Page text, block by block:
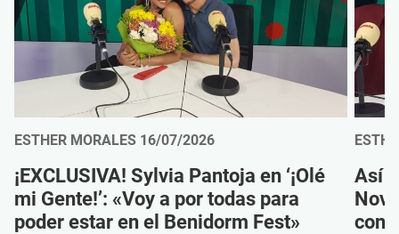
ESTHER MORALES 16/07/2026
¡EXCLUSIVA! Sylvia Pantoja en ‘¡Olé
mi Gente!’: «Voy a por todas para
poder estar en el Benidorm Fest»
Así
con